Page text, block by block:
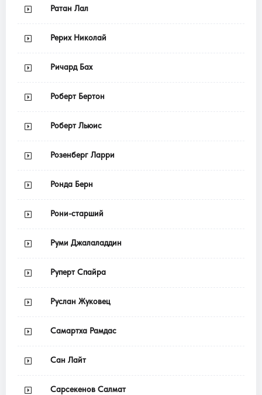
Ратан Лал
Рерих Николай
Ричард Бах
Роберт Бертон
Роберт Льюис
Розенберг Ларри
Ронда Берн
Рони-старший
Руми Джалаладдин
Руперт Спайра
Руслан Жуковец
Самартха Рамдас
Сан Лайт
Сарсекенов Салмат